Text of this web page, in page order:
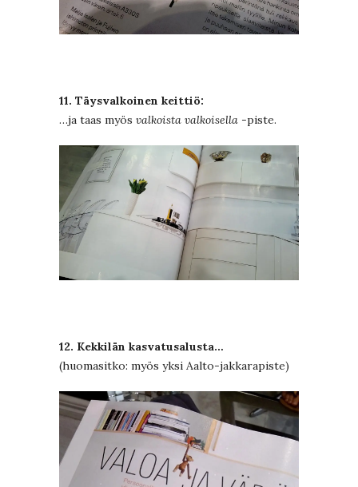
11. Täysvalkoinen keittiö:
…ja taas myös valkoista valkoisella -piste.
12. Kekkilän kasvatusalusta…
(huomasitko: myös yksi Aalto-jakkarapiste)